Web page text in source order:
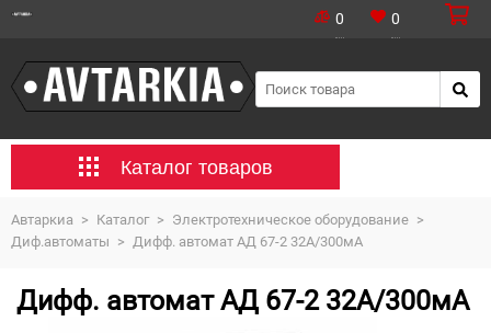
0 0
Каталог товаров
Автаркиа > Каталог > Электротехническое оборудование >
Диф.автоматы > Дифф. автомат АД 67-2 32А/300мА
Дифф. автомат АД 67-2 32А/300мА